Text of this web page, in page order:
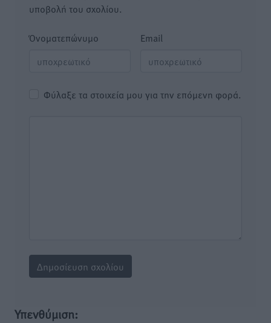
υποβολή του σχολίου.
Όνοματεπώνυμο Email
Φύλαξε τα στοιχεία μου για την επόμενη φορά.
Υπενθύμιση: